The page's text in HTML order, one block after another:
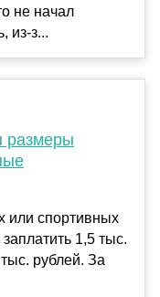
не начал
из-з...
размеры
или спортивных
1,5 тыс.
рублей. За